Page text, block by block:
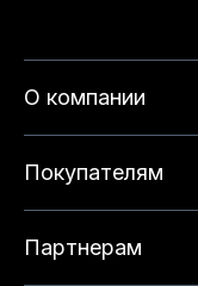
О компании
Покупателям
Партнерам